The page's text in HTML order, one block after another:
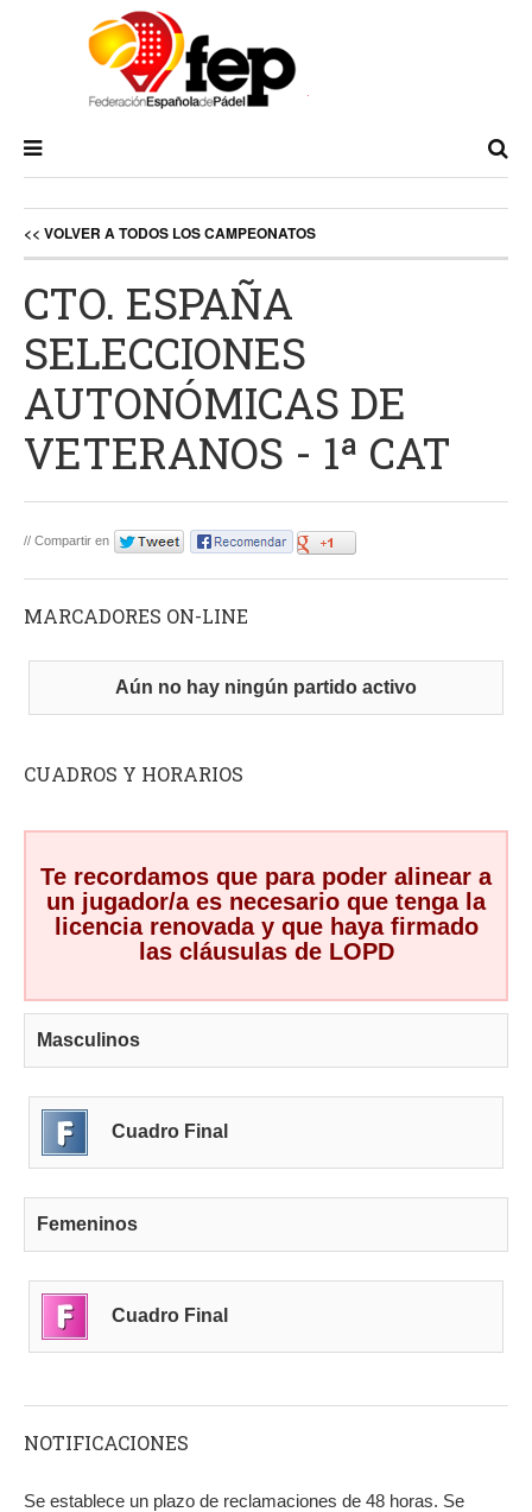
<< VOLVER A TODOS LOS CAMPEONATOS
CTO. ESPAÑA
SELECCIONES
AUTONÓMICAS DE
VETERANOS - 1ª CAT
// Compartir en
MARCADORES ON-LINE
Aún no hay ningún partido activo
CUADROS Y HORARIOS
Te recordamos que para poder alinear a
un jugador/a es necesario que tenga la
licencia renovada y que haya firmado
las cláusulas de LOPD
Masculinos
Cuadro Final
Femeninos
Cuadro Final
NOTIFICACIONES
Se establece un plazo de reclamaciones de 48 horas. Se